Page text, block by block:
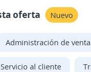
oferta Nuevo
Administración de
Servicio al cliente